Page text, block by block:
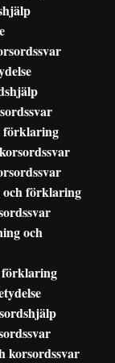
förklaring
och förklaring
och
förklaring
korsordssvar